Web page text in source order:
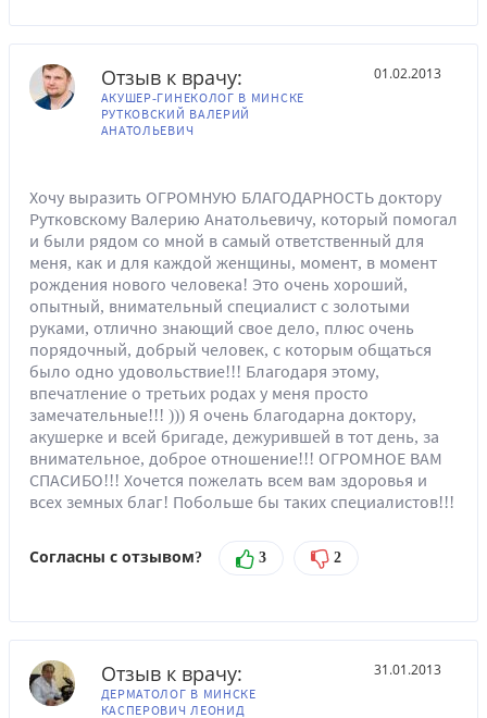
Отзыв к врачу:
АКУШЕР-ГИНЕКОЛОГ В МИНСКЕ
РУТКОВСКИЙ ВАЛЕРИЙ
АНАТОЛЬЕВИЧ
01.02.2013
Хочу выразить ОГРОМНУЮ БЛАГОДАРНОСТЬ доктору
Рутковскому Валерию Анатольевичу, который помогал
и были рядом со мной в самый ответственный для
меня, как и для каждой женщины, момент, в момент
рождения нового человека! Это очень хороший,
опытный, внимательный специалист с золотыми
руками, отлично знающий свое дело, плюс очень
порядочный, добрый человек, с которым общаться
было одно удовольствие!!! Благодаря этому,
впечатление о третьих родах у меня просто
замечательные!!! ))) Я очень благодарна доктору,
акушерке и всей бригаде, дежурившей в тот день, за
внимательное, доброе отношение!!! ОГРОМНОЕ ВАМ
СПАСИБО!!! Хочется пожелать всем вам здоровья и
всех земных благ! Побольше бы таких специалистов!!!
Согласны с отзывом? 3 2
Отзыв к врачу:
ДЕРМАТОЛОГ В МИНСКЕ
КАСПЕРОВИЧ ЛЕОНИД
31.01.2013